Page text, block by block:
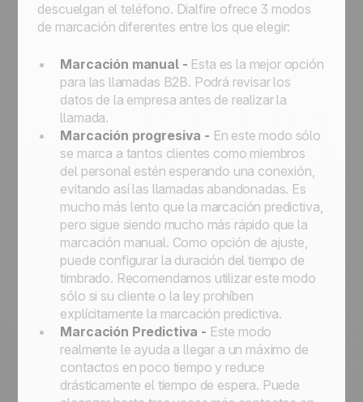
descuelgan el teléfono. Dialfire ofrece 3 modos
de marcación diferentes entre los que elegir:
Marcación manual - Esta es la mejor opción
para las llamadas B2B. Podrá revisar los
datos de la empresa antes de realizar la
llamada.
Marcación progresiva - En este modo sólo
se marca a tantos clientes como miembros
del personal estén esperando una conexión,
evitando así las llamadas abandonadas. Es
mucho más lento que la marcación predictiva,
pero sigue siendo mucho más rápido que la
marcación manual. Como opción de ajuste,
puede configurar la duración del tiempo de
timbrado. Recomendamos utilizar este modo
sólo si su cliente o la ley prohíben
explícitamente la marcación predictiva.
Marcación Predictiva - Este modo
realmente le ayuda a llegar a un máximo de
contactos en poco tiempo y reduce
drásticamente el tiempo de espera. Puede